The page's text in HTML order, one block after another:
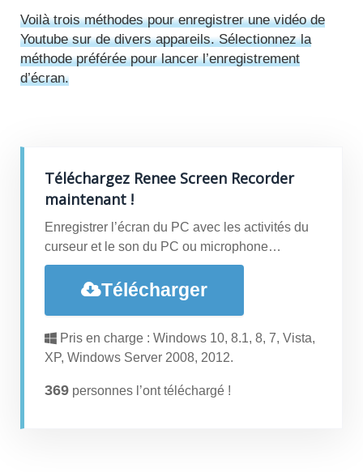
Voilà trois méthodes pour enregistrer une vidéo de
Youtube sur de divers appareils. Sélectionnez la
méthode préférée pour lancer l’enregistrement
d’écran.
Téléchargez Renee Screen Recorder
maintenant !
Enregistrer l’écran du PC avec les activités du
curseur et le son du PC ou microphone…
Télécharger
Pris en charge : Windows 10, 8.1, 8, 7, Vista,
XP, Windows Server 2008, 2012.
370 personnes l’ont téléchargé !